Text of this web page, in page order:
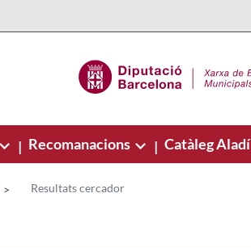
| Recomanacions | Catàleg Aladí
Resultats cercador